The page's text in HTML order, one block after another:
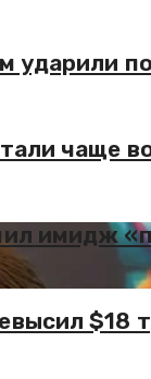
ударили
чаще
имидж
$18